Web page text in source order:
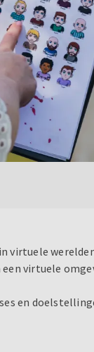
virtuele
virtuele
en